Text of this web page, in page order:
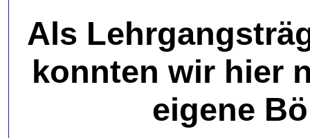
Als
konnten wir hier
eigene